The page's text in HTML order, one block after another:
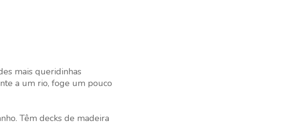
mais queridinhas
a um rio, foge um pouco
Têm decks de madeira